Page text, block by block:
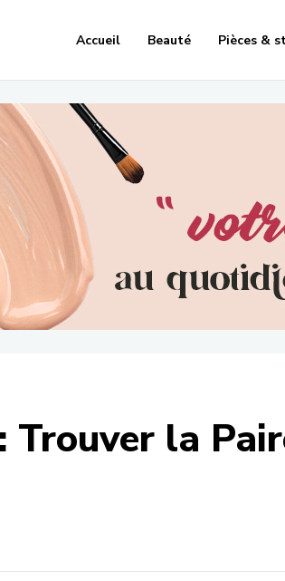
Accueil Beauté Pièces &
Trouver la